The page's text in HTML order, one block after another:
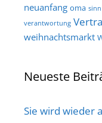
neuanfang oma sinn
verantwortung
weihnachtsmarkt
Neueste
Sie wird wieder